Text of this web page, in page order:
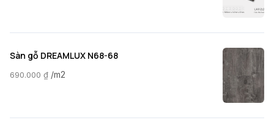
Sàn gỗ DREAMLUX N68-68
690.000 ₫ /m2